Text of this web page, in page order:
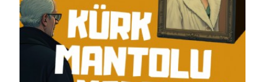
Detaylı İncele